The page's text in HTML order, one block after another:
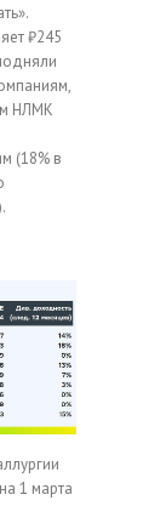
₽245
НЛМК
(18% в
1 марта